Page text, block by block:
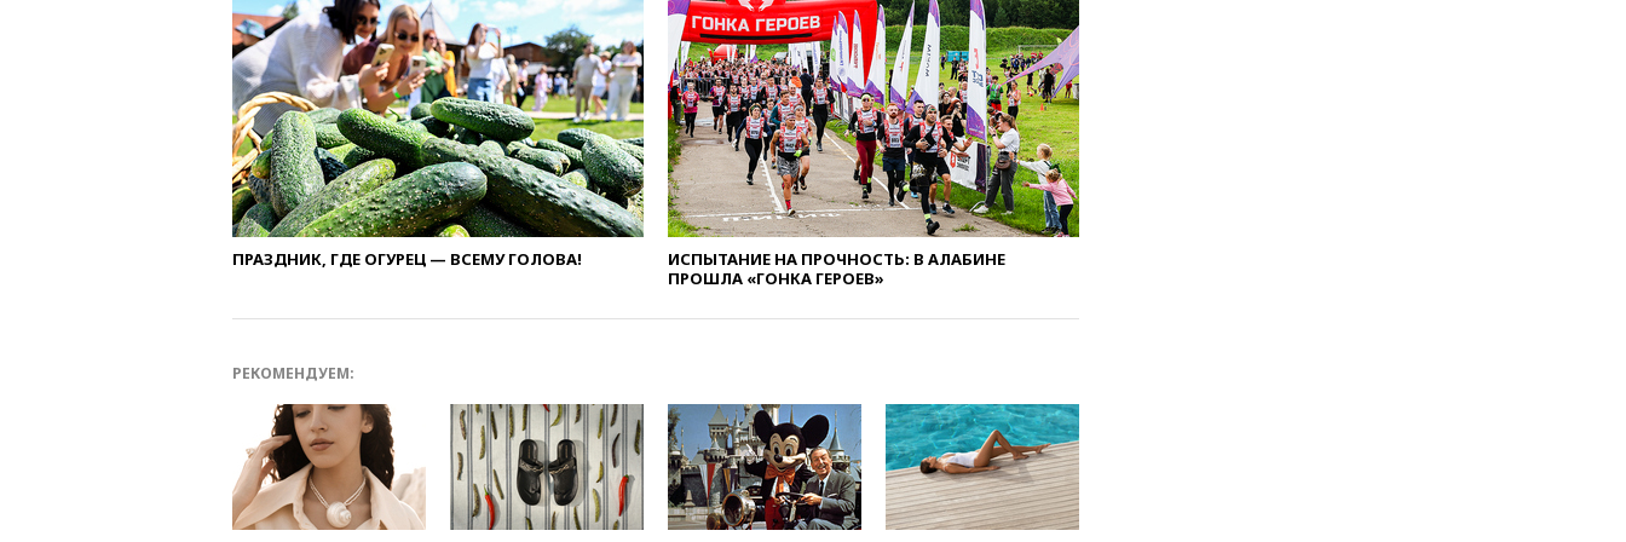
вчера, 18:15Четыре человека
пострадали при атаках ВСУ на
Белгородскую область
вчера, 18:00Совет мира
выбрал подрядчика для
строительства военной базы в
Газе
вчера, 17:50Миронов призвал
снять «Яблоко» с выборов в
Госдуму
получит «золотую акцию» в
вчера, 17:35Шесть человек
пострадали при ударе ВСУ по
автобусу в Запорожской
области
вчера, 17:25В аэропортах
Сочи и Геленджика сняты
ПРАЗДНИК, ГДЕ ОГУРЕЦ — ВСЕМУ ГОЛОВА!
ИСПЫТАНИЕ НА ПРОЧНОСТЬ: В АЛАБИНЕ
ПРОШЛА «ГОНКА ГЕРОЕВ»
РЕКОМЕНДУЕМ: